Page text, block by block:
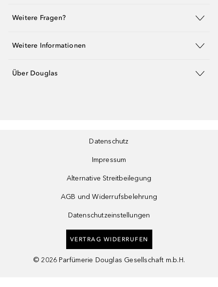
Weitere Fragen?
Weitere Informationen
Über Douglas
Datenschutz
Impressum
Alternative Streitbeilegung
AGB und Widerrufsbelehrung
Datenschutzeinstellungen
VERTRAG WIDERRUFEN
© 2026 Parfümerie Douglas Gesellschaft m.b.H.